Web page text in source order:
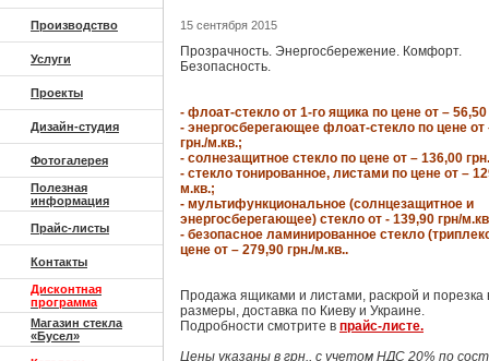
Производство
Услуги
Проекты
Дизайн-студия
Фотогалерея
Полезная
информация
Прайс-листы
Контакты
Дисконтная
программа
Магазин стекла
«Бусел»
15 сентября 2015
Прозрачность. Энергосбережение. Комфорт.
Безопасность.
- флоат-стекло от 1-го ящика по цене от – 56,50
- энергосберегающее флоат-стекло по цене от
грн./м.кв.;
- солнезащитное стекло по цене от – 136,00
- стекло тонированное, листами по цене от –
м.кв.;
- мультифункциональное (солнцезащитное и
энергосберегающее) стекло от - 139,90 грн/
- безопасное ламинированное стекло
цене от – 279,90 грн./м.кв..
Продажа ящиками и листами, раскрой и порезка
размеры, доставка по Киеву и Украине.
Подробности смотрите в прайс-листе.
Цены указаны в грн., с учетом НДС 20% по